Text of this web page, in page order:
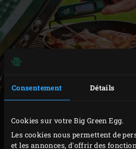
Consentement Détails
Cookies sur votre Big Green Egg.
Les cookies nous permettent de
et les annonces, d'offrir des
Allumez le charbonde bois